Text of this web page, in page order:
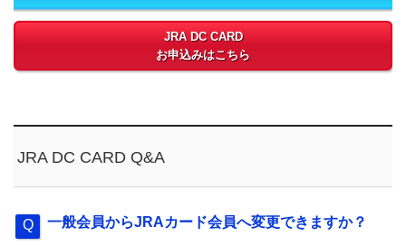
JRA DC CARD
お申込みはこちら
JRA DC CARD Q&A
一般会員からJRAカード会員へ変更できますか？